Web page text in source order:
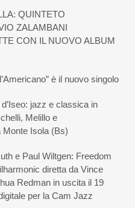
QUINTETO
ZALAMBANI
CON IL NUOVO ALBUM
è il nuovo singolo
jazz e classica in
Melillo e
Monte Isola (Bs)
e Paul Wiltgen: Freedom
diretta da Vince
Redman in uscita il 19
per la Cam Jazz